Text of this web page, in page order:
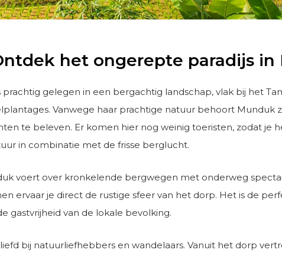
het ongerepte paradijs in
prachtig gelegen in een bergachtig landschap, vlak bij het
Vanwege haar prachtige natuur behoort Munduk
te beleven. Er komen hier nog weinig toeristen, zodat je
in combinatie met de frisse berglucht.
voert over kronkelende bergwegen met onderweg
ervaar je direct de rustige sfeer van het dorp. Het is de
gastvrijheid van de lokale bevolking.
bij natuurliefhebbers en wandelaars. Vanuit het dorp